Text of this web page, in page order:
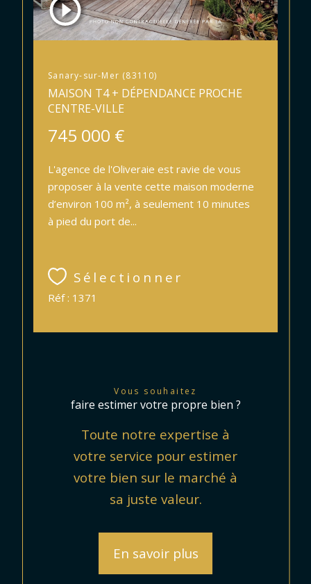
Sanary-sur-Mer (83110)
MAISON T4 + DÉPENDANCE PROCHE
CENTRE-VILLE
745 000 €
L'agence de l'Oliveraie est ravie de vous
proposer à la vente cette maison moderne
d’environ 100 m², à seulement 10 minutes
à pied du port de...
Sélectionner
Réf : 1371
Vous souhaitez
faire estimer votre propre bien ?
Toute notre expertise à
votre service pour estimer
votre bien sur le marché à
sa juste valeur.
En savoir plus